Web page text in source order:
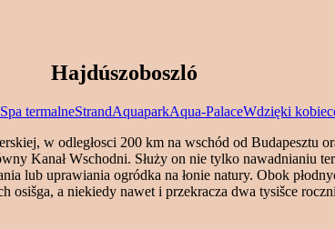
Hajdúszoboszló
Spa termalneStrandAquaparkAqua-PalaceWdzięki
w odległosci 200 km na wschód od Budapesztu
Kanał Wschodni. Służy on nie tylko nawadnianiu
lub uprawiania ogródka na łonie natury. Obok
osišga, a niekiedy nawet i przekracza dwa tysišce